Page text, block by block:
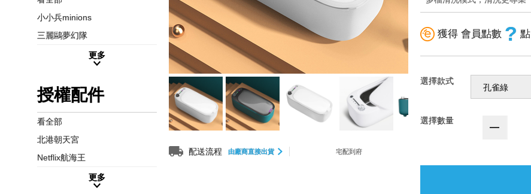
小小兵minions
三麗鷗夢幻隊
更多
授權配件
看全部
北港朝天宮
Netflix航海王
更多
配送流程 由廠商直接出貨 宅配到府
獲得 會員點數 ? 點
選擇款式
選擇數量